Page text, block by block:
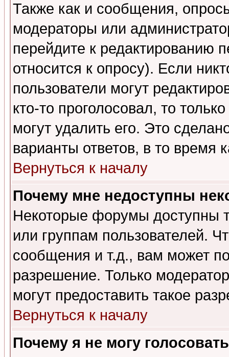
Также как и сообщения,
модераторы или
перейдите к редактированию
относится к опросу). Если
пользователи могут
кто-то проголосовал, то
могут удалить его. Это
варианты ответов, в то время
Вернуться к началу
Почему мне недоступны
Некоторые форумы доступны
или группам пользователей.
сообщения и т.д., вам может
разрешение. Только
могут предоставить такое
Вернуться к началу
Почему я не могу